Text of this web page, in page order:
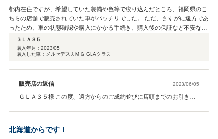
都内在住ですが、希望していた装備や色等で絞り込んだところ、福岡県のこ
ちらの店舗で販売されていた車がバッチリでした。 ただ、さすがに遠方であ
ったため、車の状態確認や購入にかかる手続き、購入後の保証など不安なこ
とが多かったのですが、担当いただいたO様に逐一丁寧な回答や対応をいた
だき、最終的に安心して購入することができました。 また、納車については
陸送せずに自分で店舗に行きましたが、非常に整った大きな整備工場が併設
きました。 この度は、本当にお世話になりました。ありがとうございまし
ＧＬＡ３５
購入年月： 2023/05
購入した車：メルセデスＡＭＧ GLAクラス
販売店の返信 2023/06/05
ＧＬＡ３５様 この度、遠方からのご成約並びに店頭までのお引き取
とができました。」と言うお言葉をいただけて、私もとてもうれし
く思います。また、台風の影響もありながら無事に帰宅できた事を
北海道からです！